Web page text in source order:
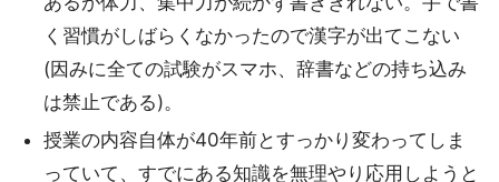
く習慣がしばらくなかったので漢字が出てこない
(因みに全ての試験がスマホ、辞書などの持ち込み
は禁止である)。
授業の内容自体が40年前とすっかり変わってしま
っていて、すでにある知識を無理やり応用しようと